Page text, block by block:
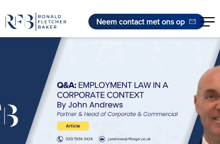
Ga naar de inhoud
Neem contact met ons op